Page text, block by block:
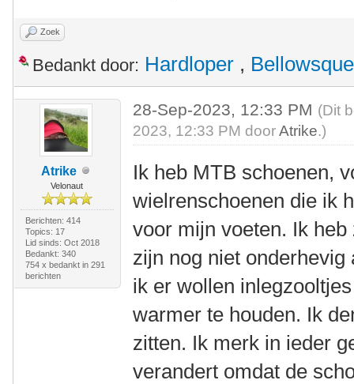
Zoek
Bedankt door: Hardloper ,
Atrike
Velonaut
Berichten: 414
Topics: 17
Lid sinds: Oct 2018
Bedankt: 340
754 x bedankt in 291
berichten
28-Sep-2023, 12:33 PM (Dit
2023, 12:33 PM doorAtrike.)
Ik heb MTB schoenen,
wielrenschoenen die ik
voor mijn voeten. Ik
zijn nog niet
ik er wollen
warmer te houden. Ik
zitten. Ik merk in ieder
verandert omdat de